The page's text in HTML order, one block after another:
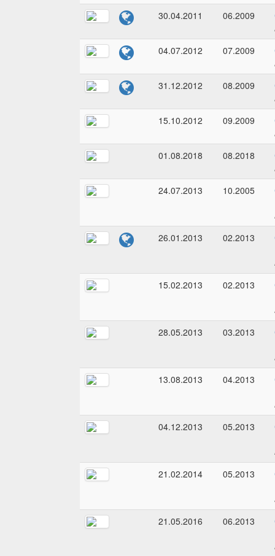
30.04.2011
06.2009
04.07.2012
07.2009
31.12.2012
08.2009
15.10.2012
09.2009
01.08.2018
08.2018
24.07.2013
10.2005
26.01.2013
02.2013
15.02.2013
02.2013
28.05.2013
03.2013
13.08.2013
04.2013
04.12.2013
05.2013
21.02.2014
05.2013
21.05.2016
06.2013